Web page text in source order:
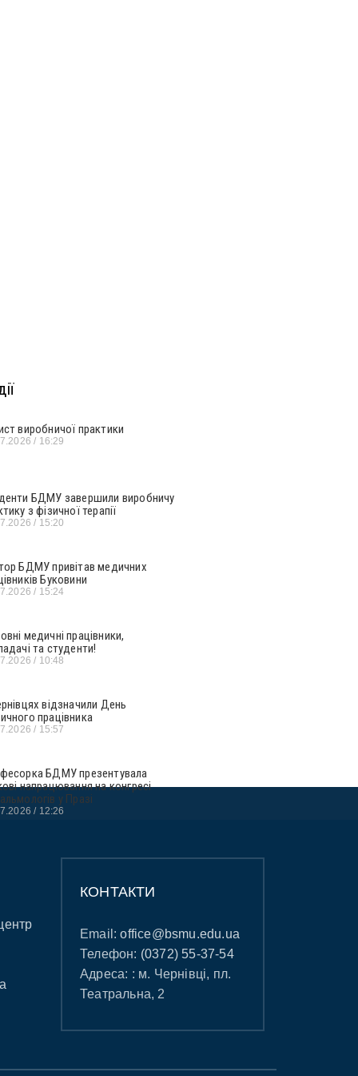
виробничої практики
16:29
БДМУ завершили виробничу
з фізичної терапії
15:20
БДМУ привітав медичних
Буковини
15:24
медичні працівники,
та студенти!
10:48
відзначили День
працівника
15:57
БДМУ презентувала
напрацювання на конгресі
у Празі
12:26
КОНТАКТИ
Email:office@bsmu.edu.ua
Телефон: (0372) 55-37-54
Адреса: : м. Чернівці, пл.
Театральна, 2